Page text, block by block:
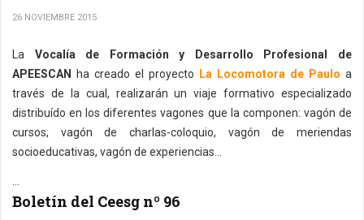
26 NOVIEMBRE 2015
La Vocalía de Formación y Desarrollo Profesional de
APEESCAN
ha creado el proyecto La Locomotora de Paulo a
través de la cual, realizarán un viaje formativo especializado
distribuído en los diferentes vagones que la componen: vagón de
cursos, vagón de charlas-coloquio, vagón de meriendas
socioeducativas, vagón de experiencias...
Boletín del Ceesg nº 96